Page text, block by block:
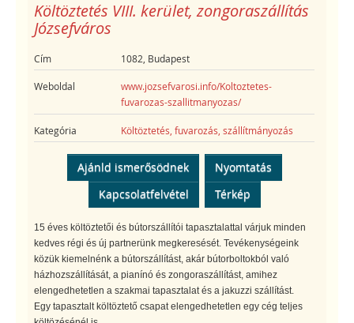
Költöztetés VIII. kerület, zongoraszállítás
Józsefváros
Cím 1082, Budapest
Weboldal
www.jozsefvarosi.info/Koltoztetes-
fuvarozas-szallitmanyozas/
Kategória Költöztetés, fuvarozás, szállítmányozás
Ajánld ismerősödnek
Nyomtatás
Kapcsolatfelvétel
Térkép
15 éves költöztetői és bútorszállítói tapasztalattal várjuk minden
kedves régi és új partnerünk megkeresését. Tevékenységeink
közük kiemelnénk a bútorszállítást, akár bútorboltokból való
házhozszállítását, a pianínó és zongoraszállítást, amihez
elengedhetetlen a szakmai tapasztalat és a jakuzzi szállítást.
Egy tapasztalt költöztető csapat elengedhetetlen egy cég teljes